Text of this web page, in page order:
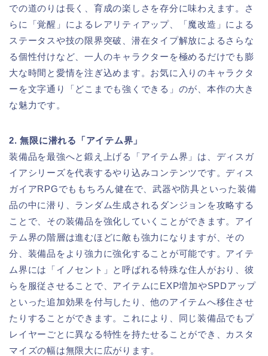
での道のりは長く、育成の楽しさを存分に味わえます。さ
らに「覚醒」によるレアリティアップ、「魔改造」による
ステータスや技の限界突破、潜在タイプ解放によるさらな
る個性付けなど、一人のキャラクターを極めるだけでも膨
大な時間と愛情を注ぎ込めます。お気に入りのキャラクタ
ーを文字通り「どこまでも強くできる」のが、本作の大き
な魅力です。
2. 無限に潜れる「アイテム界」
装備品を最強へと鍛え上げる「アイテム界」は、ディスガ
イアシリーズを代表するやり込みコンテンツです。ディス
ガイアRPGでももちろん健在で、武器や防具といった装備
品の中に潜り、ランダム生成されるダンジョンを攻略する
ことで、その装備品を強化していくことができます。アイ
テム界の階層は進むほどに敵も強力になりますが、その
分、装備品をより強力に強化することが可能です。アイテ
ム界には「イノセント」と呼ばれる特殊な住人がおり、彼
らを服従させることで、アイテムにEXP増加やSPDアップ
といった追加効果を付与したり、他のアイテムへ移住させ
たりすることができます。これにより、同じ装備品でもプ
レイヤーごとに異なる特性を持たせることができ、カスタ
マイズの幅は無限大に広がります。